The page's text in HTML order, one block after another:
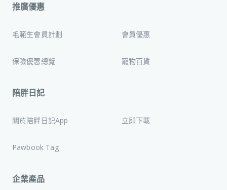
推廣優惠
毛範生會員計劃 會員優惠
保險優惠總覽 寵物百貨
陪胖日記
關於陪胖日記App 立即下載
Pawbook Tag
企業產品